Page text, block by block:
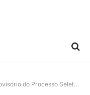
Seletivo Interno da Bolsa Mais Professores